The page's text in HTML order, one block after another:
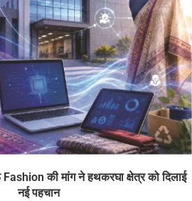
की मांग ने हथकरघा क्षेत्र को दिलाई
नई पहचान